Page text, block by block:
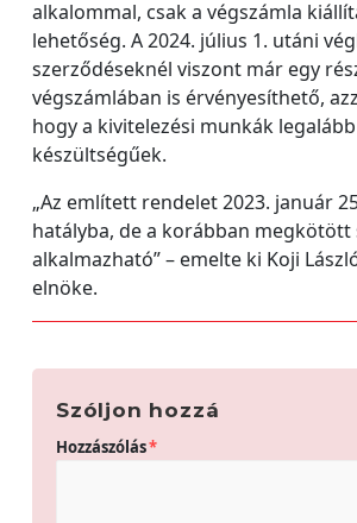
alkalommal, csak a végszámla
lehetőség. A 2024. július 1. utáni
szerződéseknél viszont már egy
végszámlában is érvényesíthető,
hogy a kivitelezési munkák
készültségűek.
„Az említett rendelet 2023. január
hatályba, de a korábban megkötött
alkalmazható” – emelte ki Koji
elnöke.
Szóljon hozzá
Hozzászólás*